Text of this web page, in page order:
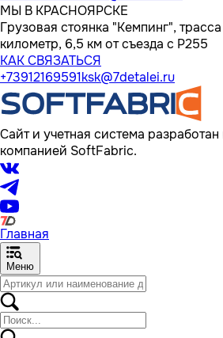
МЫ В КРАСНОЯРСКЕ
Грузовая стоянка "Кемпинг",
километр, 6,5 км от съезда с Р255
КАК СВЯЗАТЬСЯ
+73912169591ksk@7detalei.ru
Сайт и учетная система
компанией SoftFabric.
Главная
Меню